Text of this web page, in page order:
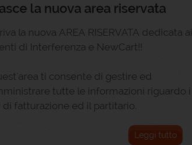
la nuova area riservata
la nuova AREA RISERVATA dedicata ai
di Interferenza e NewCart!!
ti consente di gestire ed
tutte le informazioni riguardo i
fatturazione ed il partitario.
Leggi tutto